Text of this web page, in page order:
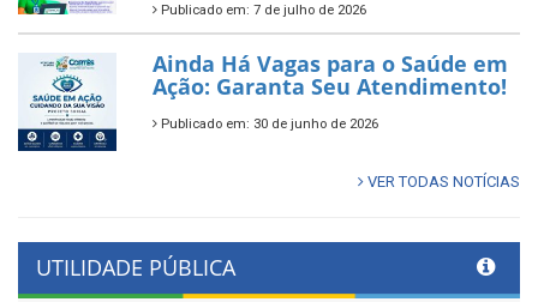
Publicado em: 7 de julho de 2026
Ainda Há Vagas para o Saúde em
Ação: Garanta Seu Atendimento!
Publicado em: 30 de junho de 2026
VER TODAS NOTÍCIAS
UTILIDADE PÚBLICA